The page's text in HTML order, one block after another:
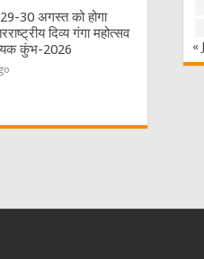
29-30 अगस्त को होगा
दिव्य गंगा महोत्सव
कुंभ-2026
«